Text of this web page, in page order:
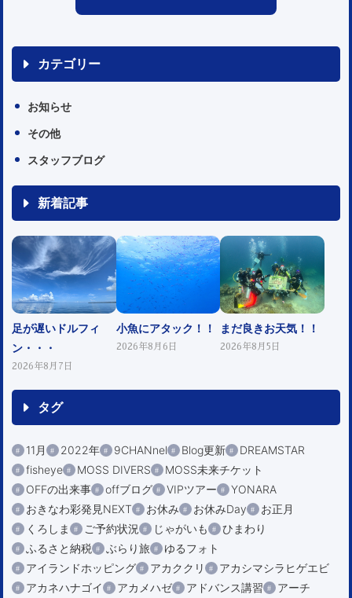
カテゴリー
お知らせ
その他
スタッフブログ
新着記事
足が遅いドルフィ
ン・・・
2026年8月7日
小魚にアタック！！
2026年8月6日
まだ良きお天気！！
2026年8月5日
タグ
11月 2022年 9CHANnel Blog更新
DREAMSTAR
fisheye
MOSS DIVERS
MOSS未来チケット
OFFの出来事
offブログ VIPツアー
YONARA
おきなわ彩発見NEXT
お休み お休みDay
お正月
くろしま
ご予約状況 じゃがいも
ひまわり
ふるさと納税
ぶらり旅
ゆるフォト
アイランドホッピング
アカククリ
アカシマシラヒゲエビ
アカネハナゴイ
アカメハゼ アドバンス講習
アーチ